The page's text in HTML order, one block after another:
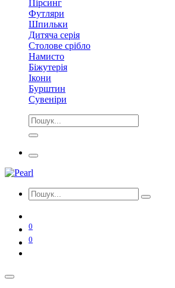
Пірсинг
Футляри
Шпильки
Дитяча серія
Столове срібло
Намисто
Біжутерія
Ікони
Бурштин
Сувеніри
0
0